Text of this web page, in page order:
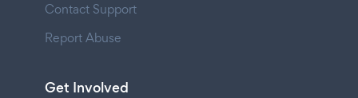
Contact Support
Report Abuse
Get Involved